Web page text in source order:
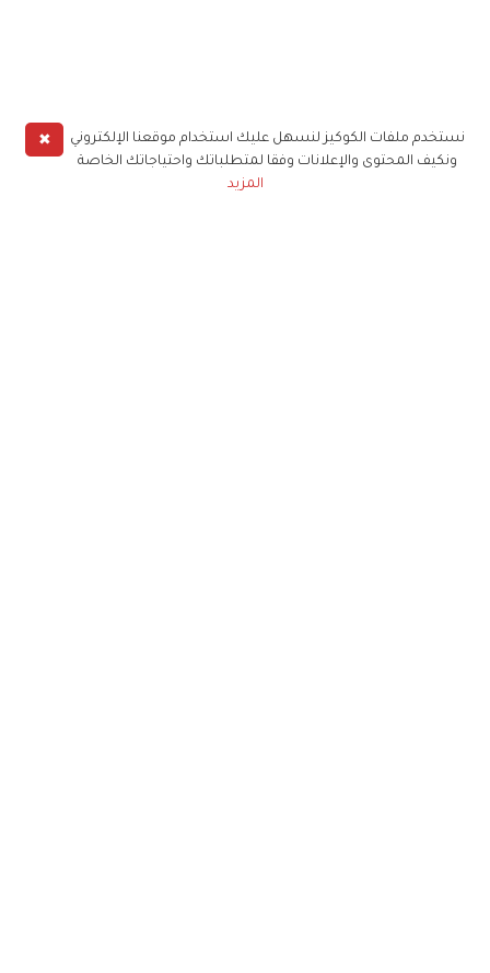
✖
نستخدم ملفات الكوكيز لنسهل عليك استخدام موقعنا الإلكتروني
ونكيف المحتوى والإعلانات وفقا لمتطلباتك واحتياجاتك الخاصة
المزيد